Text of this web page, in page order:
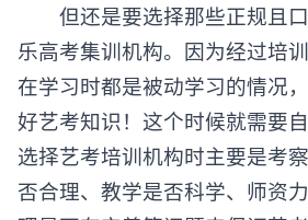
但还是要选择那些正规且口
乐高考集训机构。因为经过培
在学习时都是被动学习的情况
好艺考知识！这个时候就需要自
选择艺考培训机构时主要是考
否合理、教学是否科学、师资